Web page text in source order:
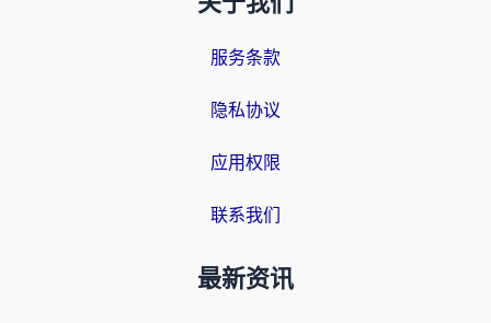
服务条款
隐私协议
应用权限
联系我们
最新资讯